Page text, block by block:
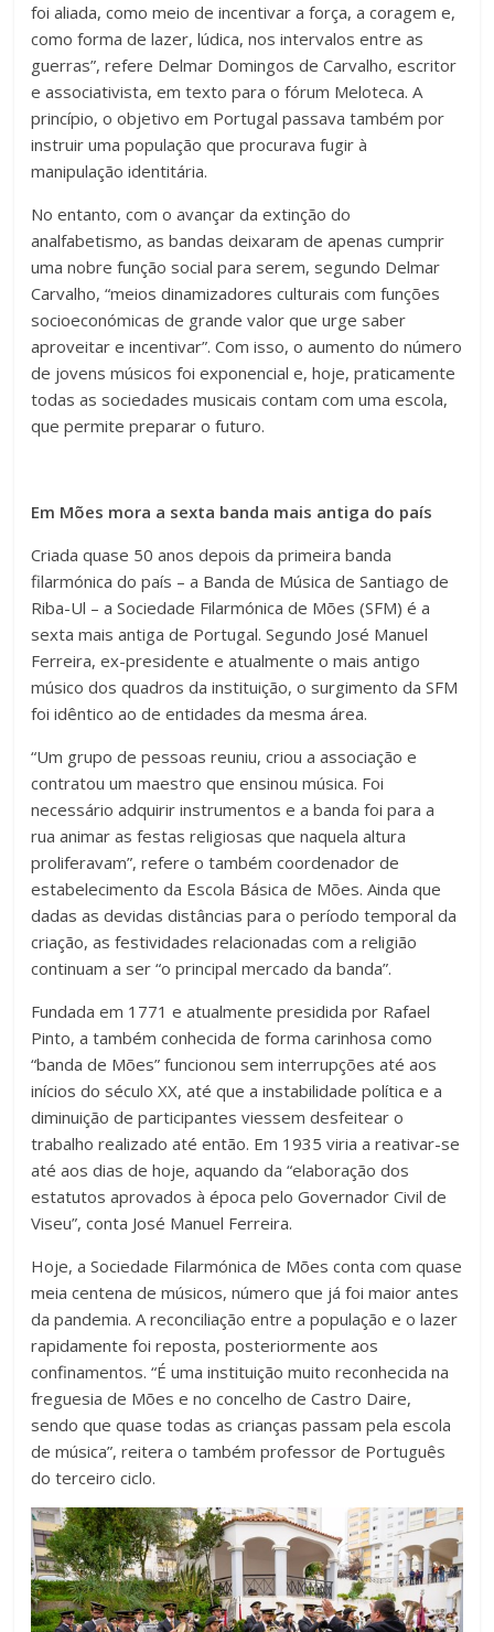
foi aliada, como meio de incentivar a força, a coragem e,
como forma de lazer, lúdica, nos intervalos entre as
guerras”, refere Delmar Domingos de Carvalho, escritor
e associativista, em texto para o fórum Meloteca. A
princípio, o objetivo em Portugal passava também por
instruir uma população que procurava fugir à
manipulação identitária.
No entanto, com o avançar da extinção do
analfabetismo, as bandas deixaram de apenas cumprir
uma nobre função social para serem, segundo Delmar
Carvalho, “meios dinamizadores culturais com funções
socioeconómicas de grande valor que urge saber
aproveitar e incentivar”. Com isso, o aumento do número
de jovens músicos foi exponencial e, hoje, praticamente
todas as sociedades musicais contam com uma escola,
que permite preparar o futuro.
Em Mões mora a sexta banda mais antiga do país
Criada quase 50 anos depois da primeira banda
filarmónica do país – a Banda de Música de Santiago de
Riba-Ul – a Sociedade Filarmónica de Mões (SFM) é a
sexta mais antiga de Portugal. Segundo José Manuel
Ferreira, ex-presidente e atualmente o mais antigo
músico dos quadros da instituição, o surgimento da SFM
foi idêntico ao de entidades da mesma área.
“Um grupo de pessoas reuniu, criou a associação e
contratou um maestro que ensinou música. Foi
necessário adquirir instrumentos e a banda foi para a
rua animar as festas religiosas que naquela altura
proliferavam”, refere o também coordenador de
estabelecimento da Escola Básica de Mões. Ainda que
dadas as devidas distâncias para o período temporal da
criação, as festividades relacionadas com a religião
continuam a ser “o principal mercado da banda”.
Fundada em 1771 e atualmente presidida por Rafael
Pinto, a também conhecida de forma carinhosa como
“banda de Mões” funcionou sem interrupções até aos
inícios do século XX, até que a instabilidade política e a
diminuição de participantes viessem desfeitear o
trabalho realizado até então. Em 1935 viria a reativar-se
até aos dias de hoje, aquando da “elaboração dos
estatutos aprovados à época pelo Governador Civil de
Viseu”, conta José Manuel Ferreira.
Hoje, a Sociedade Filarmónica de Mões conta com quase
meia centena de músicos, número que já foi maior antes
da pandemia. A reconciliação entre a população e o lazer
rapidamente foi reposta, posteriormente aos
confinamentos. “É uma instituição muito reconhecida na
freguesia de Mões e no concelho de Castro Daire,
sendo que quase todas as crianças passam pela escola
de música”, reitera o também professor de Português
do terceiro ciclo.